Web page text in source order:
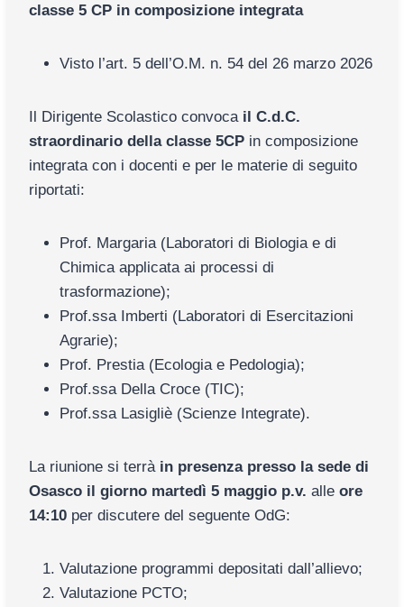
classe 5 CP in composizione integrata
Visto l’art. 5 dell’O.M. n. 54 del 26 marzo 2026
Il Dirigente Scolastico convoca il C.d.C.
straordinario della classe 5CP in composizione
integrata con i docenti e per le materie di seguito
riportati:
Prof. Margaria (Laboratori di Biologia e di
Chimica applicata ai processi di
trasformazione);
Prof.ssa Imberti (Laboratori di Esercitazioni
Agrarie);
Prof. Prestia (Ecologia e Pedologia);
Prof.ssa Della Croce (TIC);
Prof.ssa Lasigliè (Scienze Integrate).
La riunione si terrà in presenza presso la sede di
Osasco il giorno martedì 5 maggio p.v. alle ore
14:10 per discutere del seguente OdG:
Valutazione programmi depositati dall’allievo;
Valutazione PCTO;